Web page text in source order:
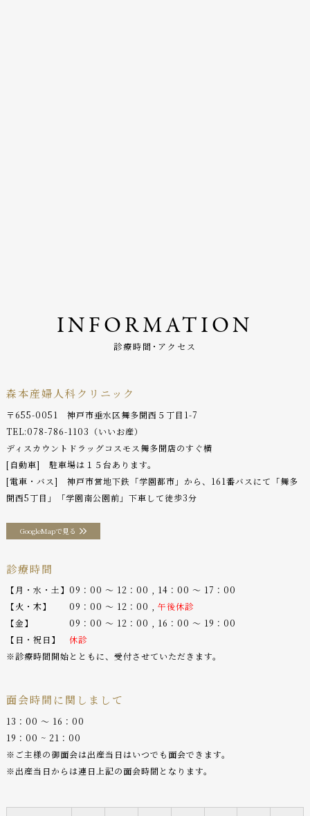
INFORMATION
診療時間･アクセス
森本産婦人科クリニック
〒655-0051 神戸市垂水区舞多聞西５丁目1-7
TEL:078-786-1103 （いいお産）
ディスカウントドラッグコスモス舞多聞店のすぐ横
[自動車] 駐車場は１５台あります。
[電車・バス] 神戸市営地下鉄「学園都市」から、161番バスにて「舞多
聞西5丁目」「学園南公園前」下車して徒歩3分
GoogleMapで見る
診療時間
【月・水・土】09：00 〜 12：00 , 14：00 〜 17：00
【火・木】 09：00 〜 12：00 , 午後休診
【金】 09：00 〜 12：00 , 16：00 〜 19：00
【日・祝日】 休診
※診療時間開始とともに、受付させていただきます。
面会時間に関しまして
13：00 〜 16：00
19：00 ~ 21：00
※ご主様の御面会は出産当日はいつでも面会できます。
※出産当日からは連日上記の面会時間となります。